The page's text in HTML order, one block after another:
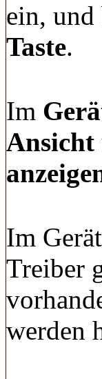
ein, und
Taste.
Im
Ansicht
Im
Treiber
werden